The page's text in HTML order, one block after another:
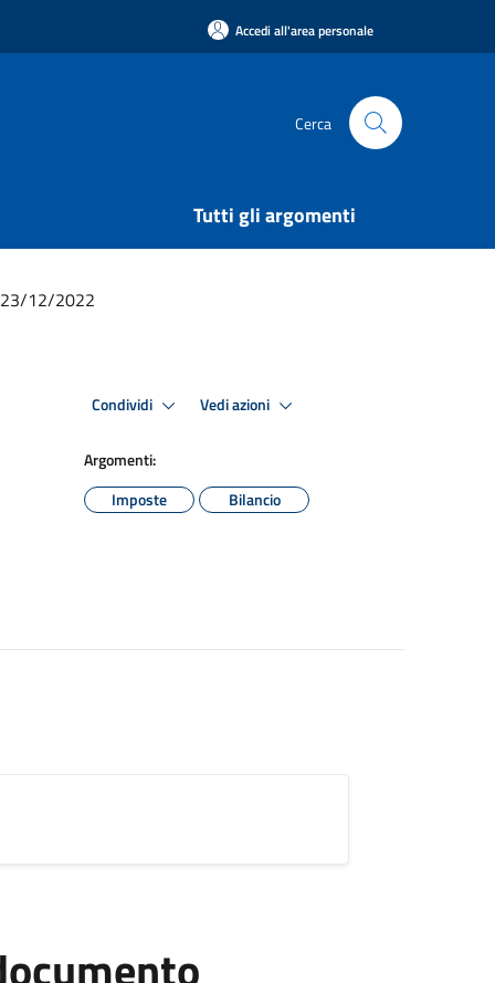
Accedi all'area personale
Cerca
Tutti gli argomenti
23/12/2022
Condividi Vedi azioni
Argomenti:
Imposte
Bilancio